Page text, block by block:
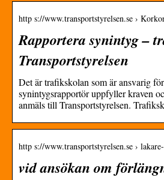
http s://www.transportstyrelsen.se ›
Rapportera synintyg –
Transportstyrelsen
Det är trafikskolan som är ansvarig
synintygsrapportör uppfyller kraven
anmäls till Transportstyrelsen.
http s://www.transportstyrelsen.se ›
vid ansökan om